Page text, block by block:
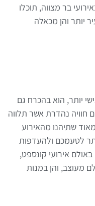
בר מצווה, תוכלו
יותר והן מכאלה
יותר, הוא בהכרח גם
חוויה נהדרת אשר תלווה
שתיהנו מהאירוע
לטעמכם ולהעדפות
אירועי קונספט,
מעוצב, והן במנות